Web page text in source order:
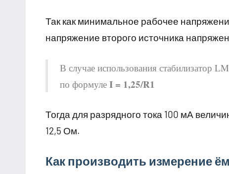
Так как минимальное рабочее
напряжение второго источника
В случае использования стабилизатор
по формуле I = 1,25/R1
Тогда для разрядного тока 100 мА
12,5 Ом.
Как производить измерение